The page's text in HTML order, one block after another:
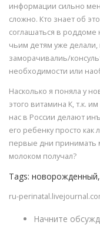
информации сильно
сложно. Кто знает об
соглашаться в
чьим детям уже делали,
заморачивалиь/
необходимости или
Насколько я поняла у
этого витамина К, т.к.
нас в России делают
его ребенку просто
первые дни принимать
молоком получал?
Tags:
ru-
Начните